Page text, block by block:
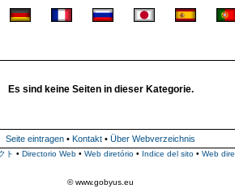
Es sind keine Seiten in dieser Kategorie.
Seite eintragen • Kontakt • Über Webverzeichnis
ト • Directorio Web • Web diretório • Indice del sito • Web
© www.gobyus.eu